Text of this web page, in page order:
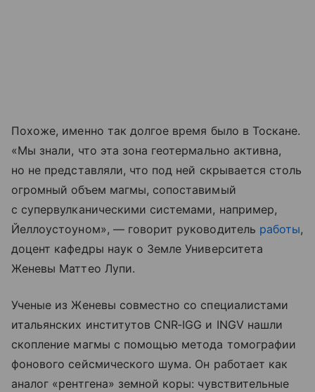
Похоже, именно так долгое время было в Тоскане.
«Мы знали, что эта зона геотермально активна,
но не представляли, что под ней скрывается столь
огромный объем магмы, сопоставимый
с супервулканическими системами, например,
Йеллоустоуном», — говорит руководитель работы,
доцент кафедры наук о Земле Университета
Женевы Маттео Лупи.
Ученые из Женевы совместно со специалистами
итальянских институтов CNR‑IGG и INGV нашли
скопление магмы с помощью метода томографии
фонового сейсмического шума. Он работает как
аналог «рентгена» земной коры: чувствительные